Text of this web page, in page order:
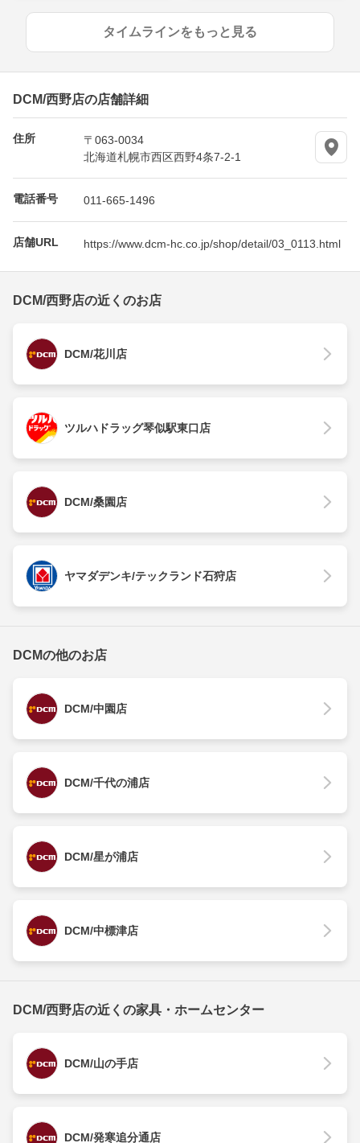
タイムラインをもっと見る
DCM/西野店の店舗詳細
住所
〒063-0034
北海道札幌市西区西野4条7-2-1
電話番号 011-665-1496
店舗URL https://www.dcm-hc.co.jp/shop/detail/03_0113.html
DCM/西野店の近くのお店
DCM/花川店
ツルハドラッグ琴似駅東口店
DCM/桑園店
ヤマダデンキ/テックランド石狩店
DCMの他のお店
DCM/中園店
DCM/千代の浦店
DCM/星が浦店
DCM/中標津店
DCM/西野店の近くの家具・ホームセンター
DCM/山の手店
DCM/発寒追分通店